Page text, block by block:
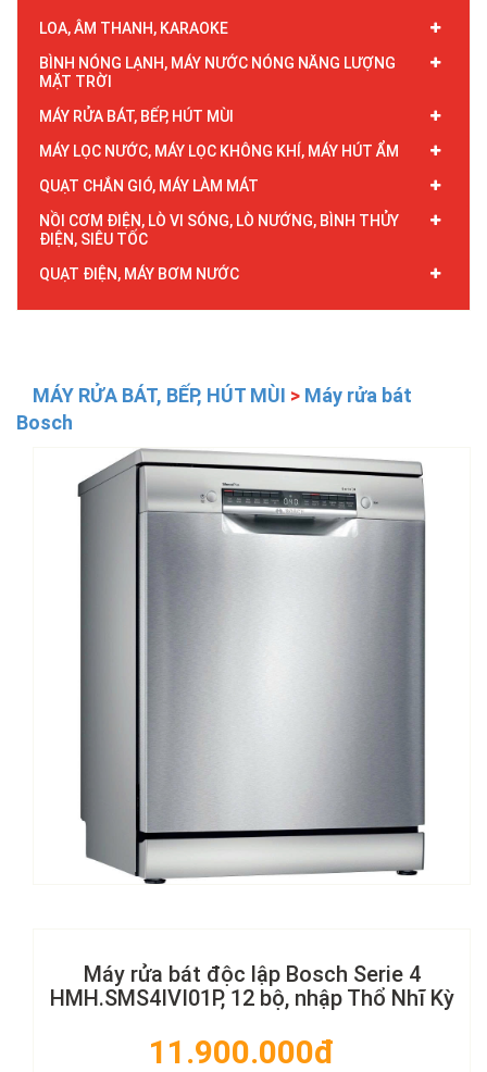
LOA, ÂM THANH, KARAOKE
BÌNH NÓNG LẠNH, MÁY NƯỚC NÓNG NĂNG LƯỢNG
MẶT TRỜI
MÁY RỬA BÁT, BẾP, HÚT MÙI
MÁY LỌC NƯỚC, MÁY LỌC KHÔNG KHÍ, MÁY HÚT ẨM
QUẠT CHẮN GIÓ, MÁY LÀM MÁT
NỒI CƠM ĐIỆN, LÒ VI SÓNG, LÒ NƯỚNG, BÌNH THỦY
ĐIỆN, SIÊU TỐC
QUẠT ĐIỆN, MÁY BƠM NƯỚC
MÁY RỬA BÁT, BẾP, HÚT MÙI > Máy rửa bát
Bosch
Máy rửa bát độc lập Bosch Serie 4
HMH.SMS4IVI01P, 12 bộ, nhập Thổ Nhĩ Kỳ
11.900.000đ